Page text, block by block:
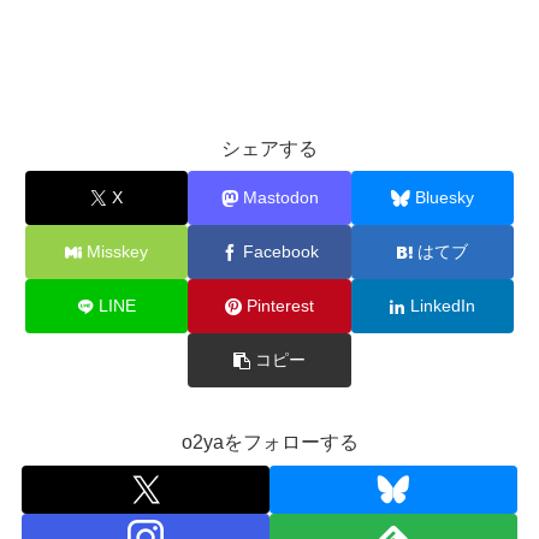
シェアする
X Mastodon Bluesky
Misskey Facebook はてブ
LINE Pinterest LinkedIn
コピー
o2yaをフォローする